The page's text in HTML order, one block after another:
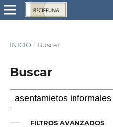
INICIO / Buscar
Buscar
FILTROS AVANZADOS